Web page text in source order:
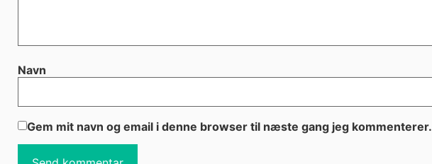
Navn
Gem mit navn og email i denne browser til næste gang jeg kommenterer.